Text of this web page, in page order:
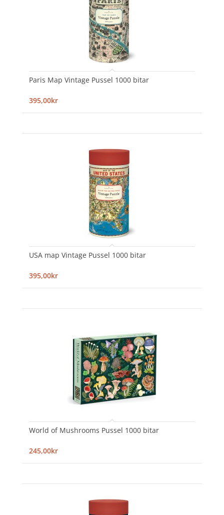
Paris Map Vintage Pussel 1000 bitar
395,00kr
USA map Vintage Pussel 1000 bitar
395,00kr
World of Mushrooms Pussel 1000 bitar
245,00kr